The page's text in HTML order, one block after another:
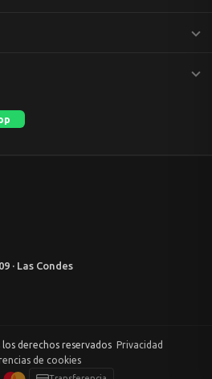
· Las Condes
derechos reservados
Privacidad
de cookies